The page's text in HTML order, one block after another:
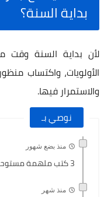
بداية السنة؟
لأن بداية السنة وقت
الأولويات، واكتساب
والاستمرار فيها.
نوصي بـ
منذ بضع شهور
3 كتب ملهمة مستوحاة من قصص حقيقية عليك قراءتها
منذ شهر